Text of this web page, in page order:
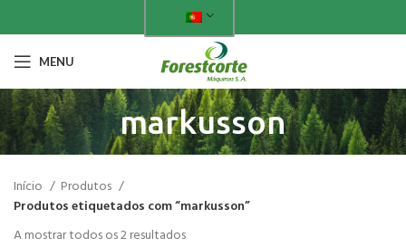
MENU
markusson
Início
Produtos
Produtos etiquetados com “markusson”
A mostrar todos os 2 resultados